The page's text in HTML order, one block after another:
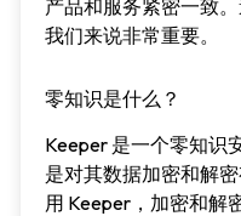
产品和服务紧密一致
我们来说非常重要。
零知识是什么？
Keeper 是一个零知识
是对其数据加密和解
用 Keeper，加密和解